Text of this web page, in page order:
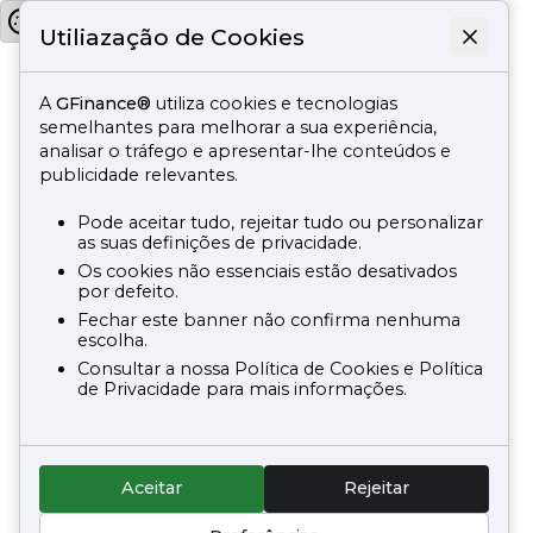
Utiliazação de Cookies
AGFinance® utiliza cookies e tecnologias
semelhantes para melhorar a sua experiência,
analisar o tráfego e apresentar-lhe conteúdos e
publicidade relevantes.
Pode aceitar tudo, rejeitar tudo ou personalizar
as suas definições de privacidade.
Os cookies não essenciais estão desativados
por defeito.
Fechar este banner não confirma nenhuma
escolha.
Consultar a nossa Política de Cookies e Política
de Privacidade para mais informações.
Aceitar Rejeitar